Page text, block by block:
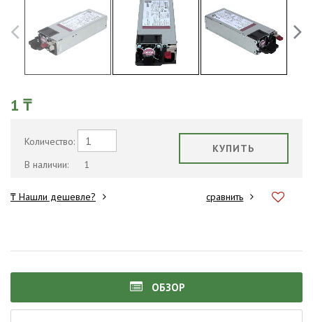
1 ₸
Количество:
В наличии:
1
КУПИТЬ
₸ Нашли дешевле? сравнить
ОБЗОР